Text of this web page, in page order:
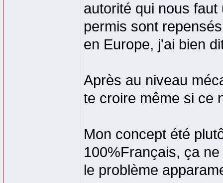
autorité qui nous
permis sont
en Europe, j'ai bien
Après au niveau
te croire même si ce
Mon concept été
100%Français, ça
le problème